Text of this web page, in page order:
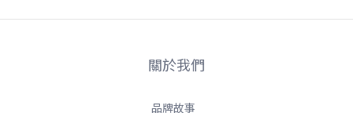
關於我們
品牌故事